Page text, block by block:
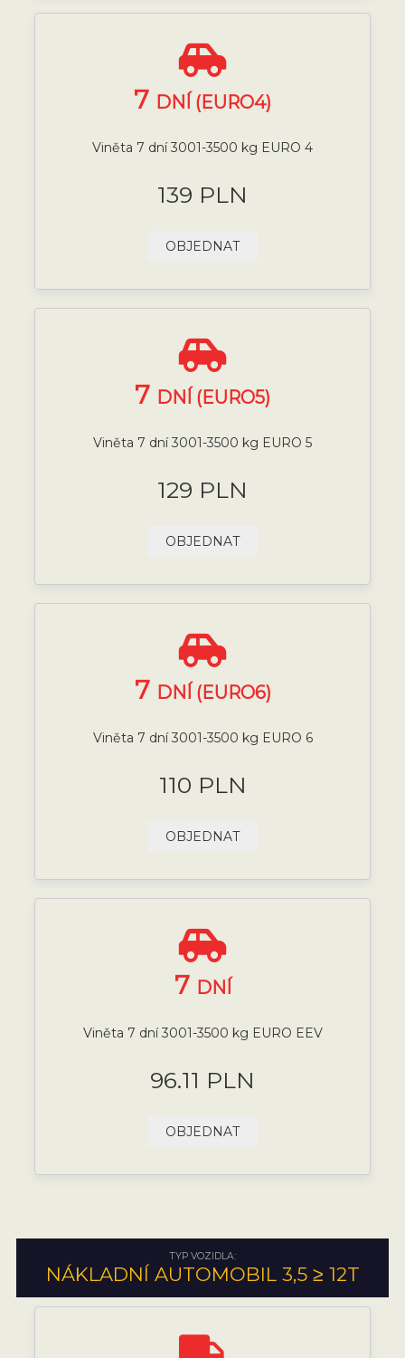
7 DNÍ (EURO4)
Viněta 7 dní 3001-3500 kg EURO 4
139 PLN
OBJEDNAT
7 DNÍ (EURO5)
Viněta 7 dní 3001-3500 kg EURO 5
129 PLN
OBJEDNAT
7 DNÍ (EURO6)
Viněta 7 dní 3001-3500 kg EURO 6
110 PLN
OBJEDNAT
7 DNÍ
Viněta 7 dní 3001-3500 kg EURO EEV
96.11 PLN
OBJEDNAT
TYP VOZIDLA:
NÁKLADNÍ AUTOMOBIL 3,5 ≥ 12T